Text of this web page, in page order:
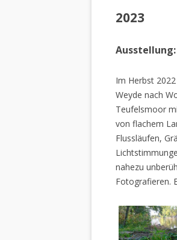
2023
Im Herbst
Weyde nach
Teufelsmoor
von flachem
Flussläufen,
nahezu
Fotografieren.